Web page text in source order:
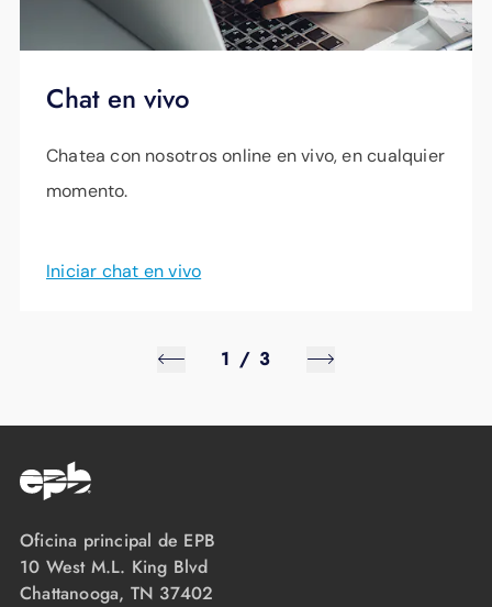
Chat en vivo
Chatea con nosotros online en vivo, en cualquier
momento.
Iniciar chat en vivo
1 / 3
Oficina principal de EPB
10 West M.L. King Blvd
Chattanooga, TN 37402